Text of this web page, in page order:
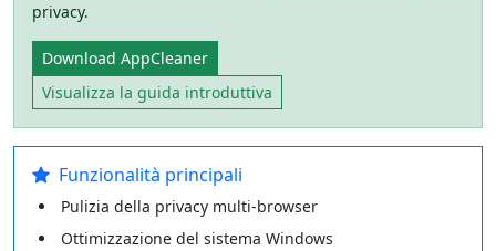
privacy.
Download AppCleaner
Visualizza la guida introduttiva
Funzionalità principali
Pulizia della privacy multi-browser
Ottimizzazione del sistema Windows